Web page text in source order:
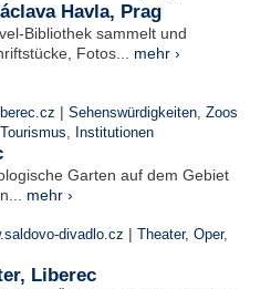
Havla, Prag
Bibliothek sammelt und
Fotos... mehr ›
| Sehenswürdigkeiten, Zoos
Tourismus, Institutionen
Garten auf dem Gebiet
mehr ›
divadlo.cz | Theater, Oper,
Liberec